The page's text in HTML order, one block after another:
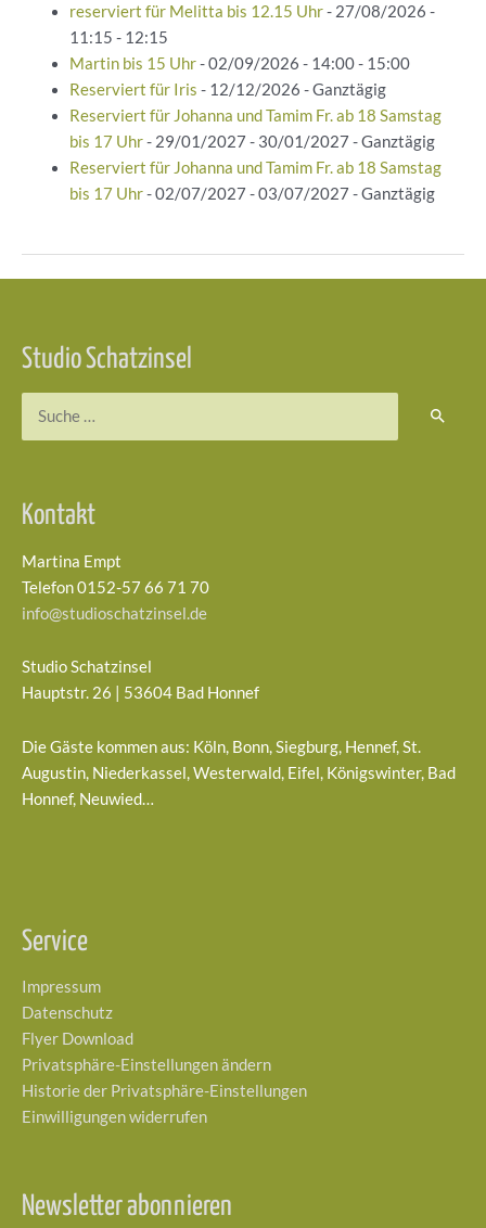
reserviert für Melitta bis 12.15 Uhr- 27/08/2026 -
11:15 - 12:15
Martin bis 15 Uhr- 02/09/2026 - 14:00 - 15:00
Reserviert für Iris - 12/12/2026 - Ganztägig
Reserviert für Johanna und Tamim Fr. ab 18 Samstag
bis 17 Uhr- 29/01/2027 - 30/01/2027 - Ganztägig
Reserviert für Johanna und Tamim Fr. ab 18 Samstag
bis 17 Uhr- 02/07/2027 - 03/07/2027 - Ganztägig
Studio Schatzinsel
Kontakt
Martina Empt
Telefon 0152-57 66 71 70
info@studioschatzinsel.de
Studio Schatzinsel
Hauptstr. 26 | 53604 Bad Honnef
Die Gäste kommen aus: Köln, Bonn, Siegburg, Hennef, St.
Augustin, Niederkassel, Westerwald, Eifel, Königswinter, Bad
Honnef, Neuwied…
Service
Impressum
Datenschutz
Flyer Download
Privatsphäre-Einstellungen ändern
Historie der Privatsphäre-Einstellungen
Einwilligungen widerrufen
Newsletter abonnieren